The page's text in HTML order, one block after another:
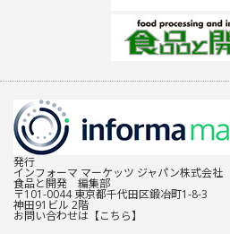
発行
インフォーマ マーケッツ ジャパン株式会社
食品と開発 編集部
〒101-0044 東京都千代田区鍛冶町1-8-3
神田91ビル 2階
お問い合わせは 【こちら】